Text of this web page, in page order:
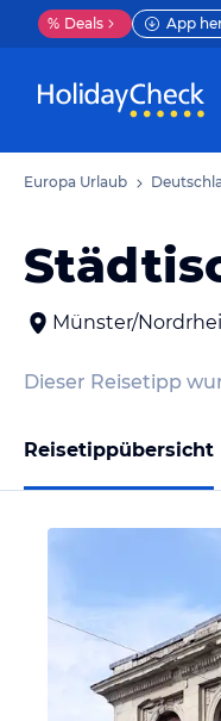
% Deals App
Europa Urlaub
Münster/
Dieser Reisetipp
Reisetippübersicht